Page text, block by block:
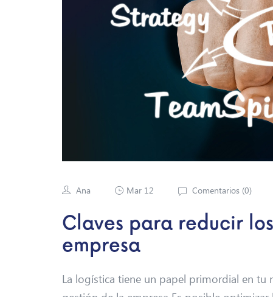
Ana Mar 12 Comentarios (0)
Claves para reducir
empresa
La logística tiene un papel primordial en